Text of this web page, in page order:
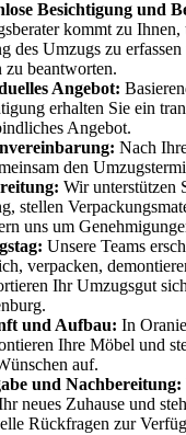
Besichtigung und
kommt zu Ihnen,
des Umzugs zu
zu beantworten.
Angebot:
erhalten Sie ein
Angebot.
Nach
den
Wir unterstützen
stellen
uns um
Unsere Teams
verpacken,
Ihr Umzugsgut
und Aufbau: In
Ihre Möbel und
auf.
und Nachbereitung:
neues Zuhause und
Rückfragen zur